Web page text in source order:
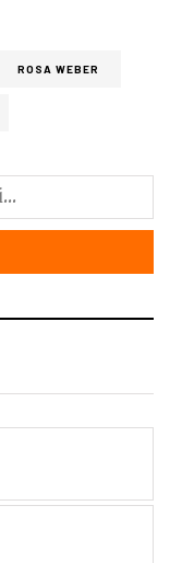
ROSA WEBER